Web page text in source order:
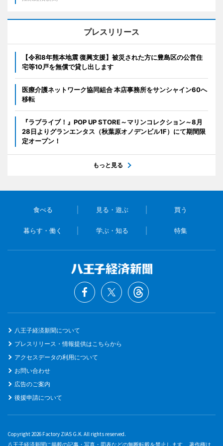
プレスリリース
【令和8年熊本地震 復興支援】被災された方に豊島区の公営住
宅等10戸を無償で貸し出します
医療介護ネットワーク協同組合 本店事務所をサンシャイン60へ
移転
『ラブライブ！』POP UP STORE～マリンコレクション～8月
28日よりグランエンタス（秋葉原オノデンビル1F）にて期間限
定オープン！
もっと見る
食べる 見る・遊ぶ 買う
暮らす・働く 学ぶ・知る 特集
八王子経済新聞について
プレスリリース・情報提供はこちらから
アクセスデータの利用について
お問い合わせ
広告のご案内
後援申請について
Copyright 2026 Factory ZIAS G.K. All rights reserved.
八王子経済新聞に掲載の記事・写真・図表などの無断転載を禁止します。 著作権は